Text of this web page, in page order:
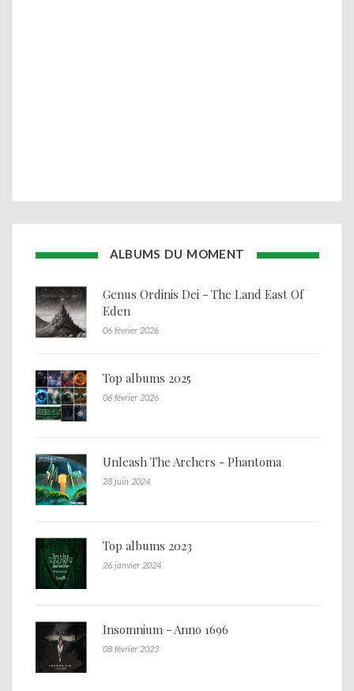
ALBUMS DU MOMENT
Genus Ordinis Dei - The Land East Of
Eden
06 février 2026
Top albums 2025
06 février 2026
Unleash The Archers - Phantoma
28 juin 2024
Top albums 2023
26 janvier 2024
Insomnium - Anno 1696
08 février 2023